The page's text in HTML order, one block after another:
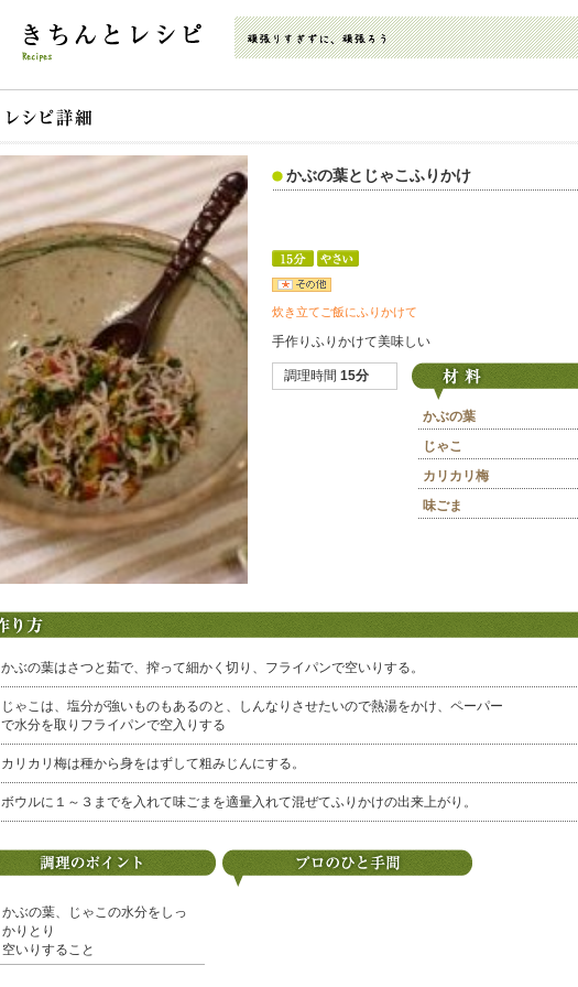
かぶの葉とじゃこふりかけ
炊き立てご飯にふりかけて
手作りふりかけて美味しい
調理時間 15分
かぶの葉
じゃこ
カリカリ梅
味ごま
かぶの葉はさつと茹で、搾って細かく切り、フライパンで空いりする。
じゃこは、塩分が強いものもあるのと、しんなりさせたいので熱湯をかけ、ペーパー
で水分を取りフライパンで空入りする
カリカリ梅は種から身をはずして粗みじんにする。
ボウルに１～３までを入れて味ごまを適量入れて混ぜてふりかけの出来上がり。
かぶの葉、じゃこの水分をしっ
かりとり
空いりすること